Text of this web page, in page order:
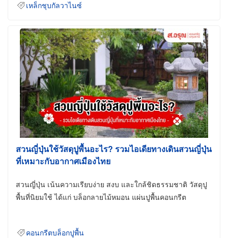
เหล็กชุบกัลวาไนซ์
สวนญี่ปุ่นใช้วัสดุปูพื้นอะไร? รวมไอเดียทางเดินสวนญี่ปุ่น
ที่เหมาะกับอากาศเมืองไทย
สวนญี่ปุ่น เน้นความเรียบง่าย สงบ และใกล้ชิดธรรมชาติ วัสดุปู
พื้นที่นิยมใช้ ได้แก่ บล็อกลายไม้หมอน แผ่นปูพื้นคอนกรีต
คอนกรีตบล็อกปูพื้น